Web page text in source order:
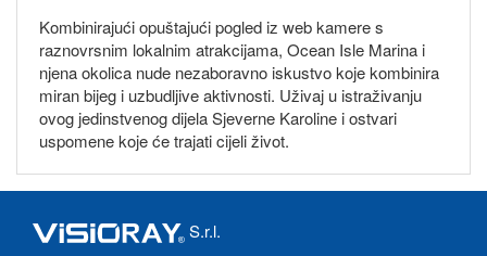
Kombinirajući opuštajući pogled iz web kamere s
raznovrsnim lokalnim atrakcijama, Ocean Isle Marina i
njena okolica nude nezaboravno iskustvo koje kombinira
miran bijeg i uzbudljive aktivnosti. Uživaj u istraživanju
ovog jedinstvenog dijela Sjeverne Karoline i ostvari
uspomene koje će trajati cijeli život.
S.r.l.